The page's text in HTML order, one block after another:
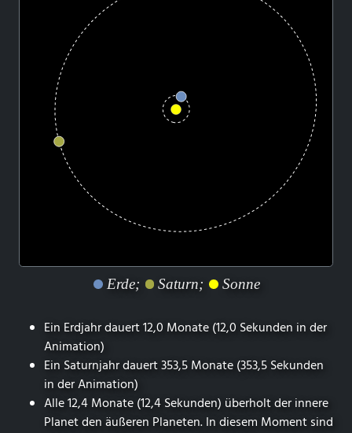
Erde; Saturn; Sonne
Ein Erdjahr dauert 12,0 Monate (12,0 Sekunden in der
Animation)
Ein Saturnjahr dauert 353,5 Monate (353,5 Sekunden
in der Animation)
Alle 12,4 Monate (12,4 Sekunden) überholt der innere
Planet den äußeren Planeten. In diesem Moment sind